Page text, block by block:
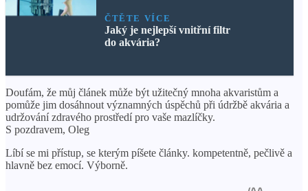
ČTĚTE VÍCE
Jaký je nejlepší vnitřní filtr
do akvária?
Doufám, že můj článek může být užitečný mnoha akvaristům a
pomůže jim dosáhnout významných úspěchů při údržbě akvária a
udržování zdravého prostředí pro vaše mazlíčky.
S pozdravem, Oleg
Líbí se mi přístup, se kterým píšete články. kompetentně, pečlivě a
hlavně bez emocí. Výborně.